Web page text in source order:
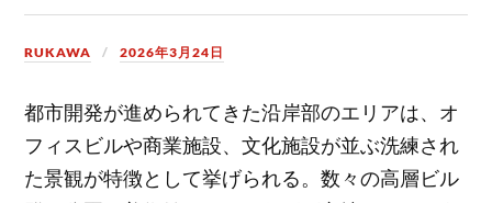
RUKAWA 2026年3月24日
都市開発が進められてきた沿岸部のエリアは、オ
フィスビルや商業施設、文化施設が並ぶ洗練され
た景観が特徴として挙げられる。数々の高層ビル